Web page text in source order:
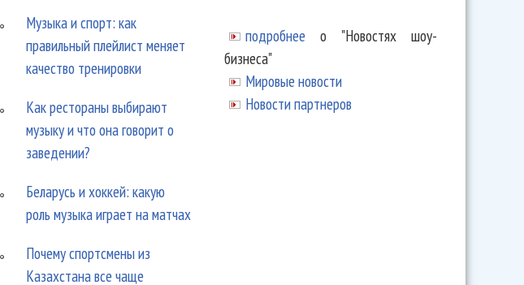
Музыка и спорт: как
правильный плейлист меняет
качество тренировки
Как рестораны выбирают
музыку и что она говорит о
заведении?
Беларусь и хоккей: какую
роль музыка играет на матчах
Почему спортсмены из
Казахстана все чаще
подробнее о "Новостях шоу-
бизнеса"
Мировые новости
Новости партнеров